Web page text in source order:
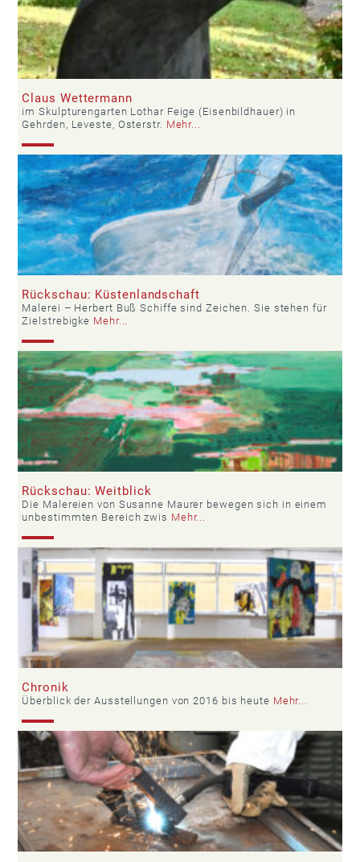
Claus Wettermann
im Skulpturengarten Lothar Feige (Eisenbildhauer) in
Gehrden, Leveste, Osterstr. Mehr...
Rückschau: Küstenlandschaft
Malerei – Herbert Buß Schiffe sind Zeichen. Sie stehen für
Zielstrebigke Mehr...
Rückschau: Weitblick
Die Malereien von Susanne Maurer bewegen sich in einem
unbestimmten Bereich zwis Mehr...
Chronik
Überblick der Ausstellungen von 2016 bis heute Mehr...